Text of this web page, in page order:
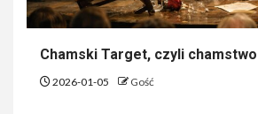
Chamski Target, czyli
2026-01-05 Gość